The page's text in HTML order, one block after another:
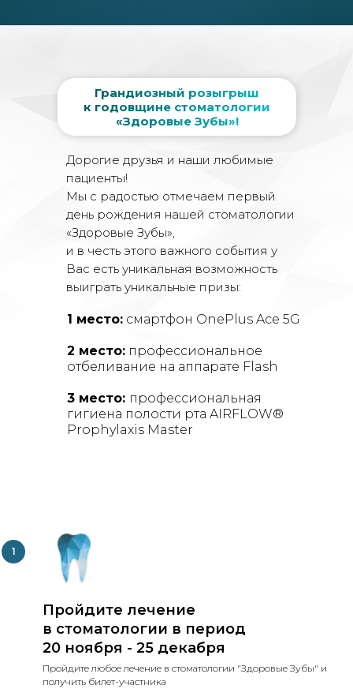
Дорогие друзья и наши любимые
пациенты!
Мы с радостью отмечаем первый
день рождения нашей стоматологии
«Здоровые Зубы»,
и в честь этого важного события у
Вас есть уникальная возможность
выиграть уникальные призы:
Грандиозный розыгрыш
к годовщине стоматологии
«Здоровые Зубы»!
1 место: смартфон OnePlus Ace 5G
2 место: профессиональное
отбеливание на аппарате Flash
3 место: профессиональная
гигиена полости рта AIRFLOW®
Prophylaxis Master
Пройдите лечение
в стоматологии в период
20 ноября - 25 декабря
Пройдите любое лечение в стоматологии "Здоровые Зубы" и
получить билет-участника